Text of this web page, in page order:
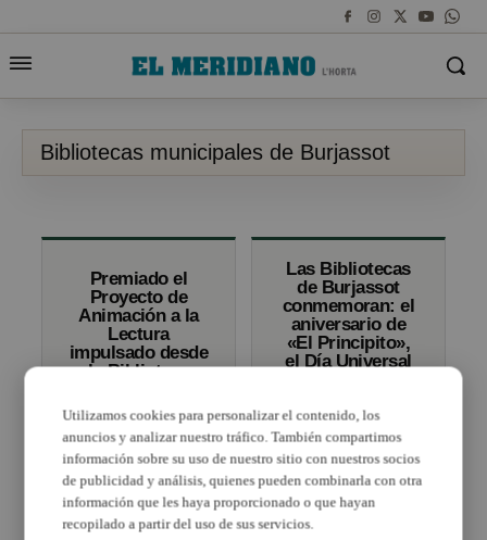
Bibliotecas municipales de Burjassot
Premiado el
Proyecto de
Animación a la
Lectura
impulsado desde
la Biblioteca
Burjassot
Las Bibliotecas
de Burjassot
conmemoran: el
aniversario de
«El Principito»,
el Día Universal
Valencià
Las Bibliotecas
Utilizamos cookies para personalizar el contenido, los
anuncios y analizar nuestro tráfico. También compartimos
información sobre su uso de nuestro sitio con nuestros socios
de publicidad y análisis, quienes pueden combinarla con otra
información que les haya proporcionado o que hayan
recopilado a partir del uso de sus servicios.